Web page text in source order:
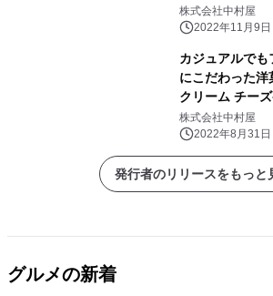
のオリジナルス
＞・＜きのこ
り発売～
株式会社中村屋
2022年11月9日
カジュアルで
にこだわった
クリーム チー
厚ガトーショコ
ション」～2022
売～
株式会社中村屋
2022年8月31
発行者のリリースをもっと
グルメの新着